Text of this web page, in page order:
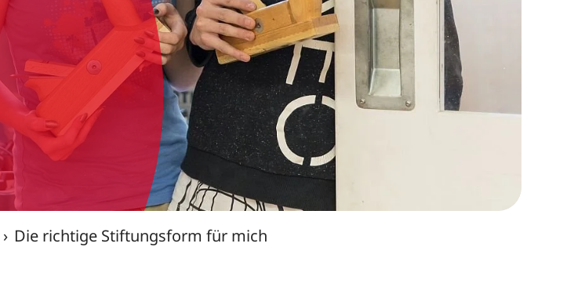
Die richtige Stiftungsform für mich